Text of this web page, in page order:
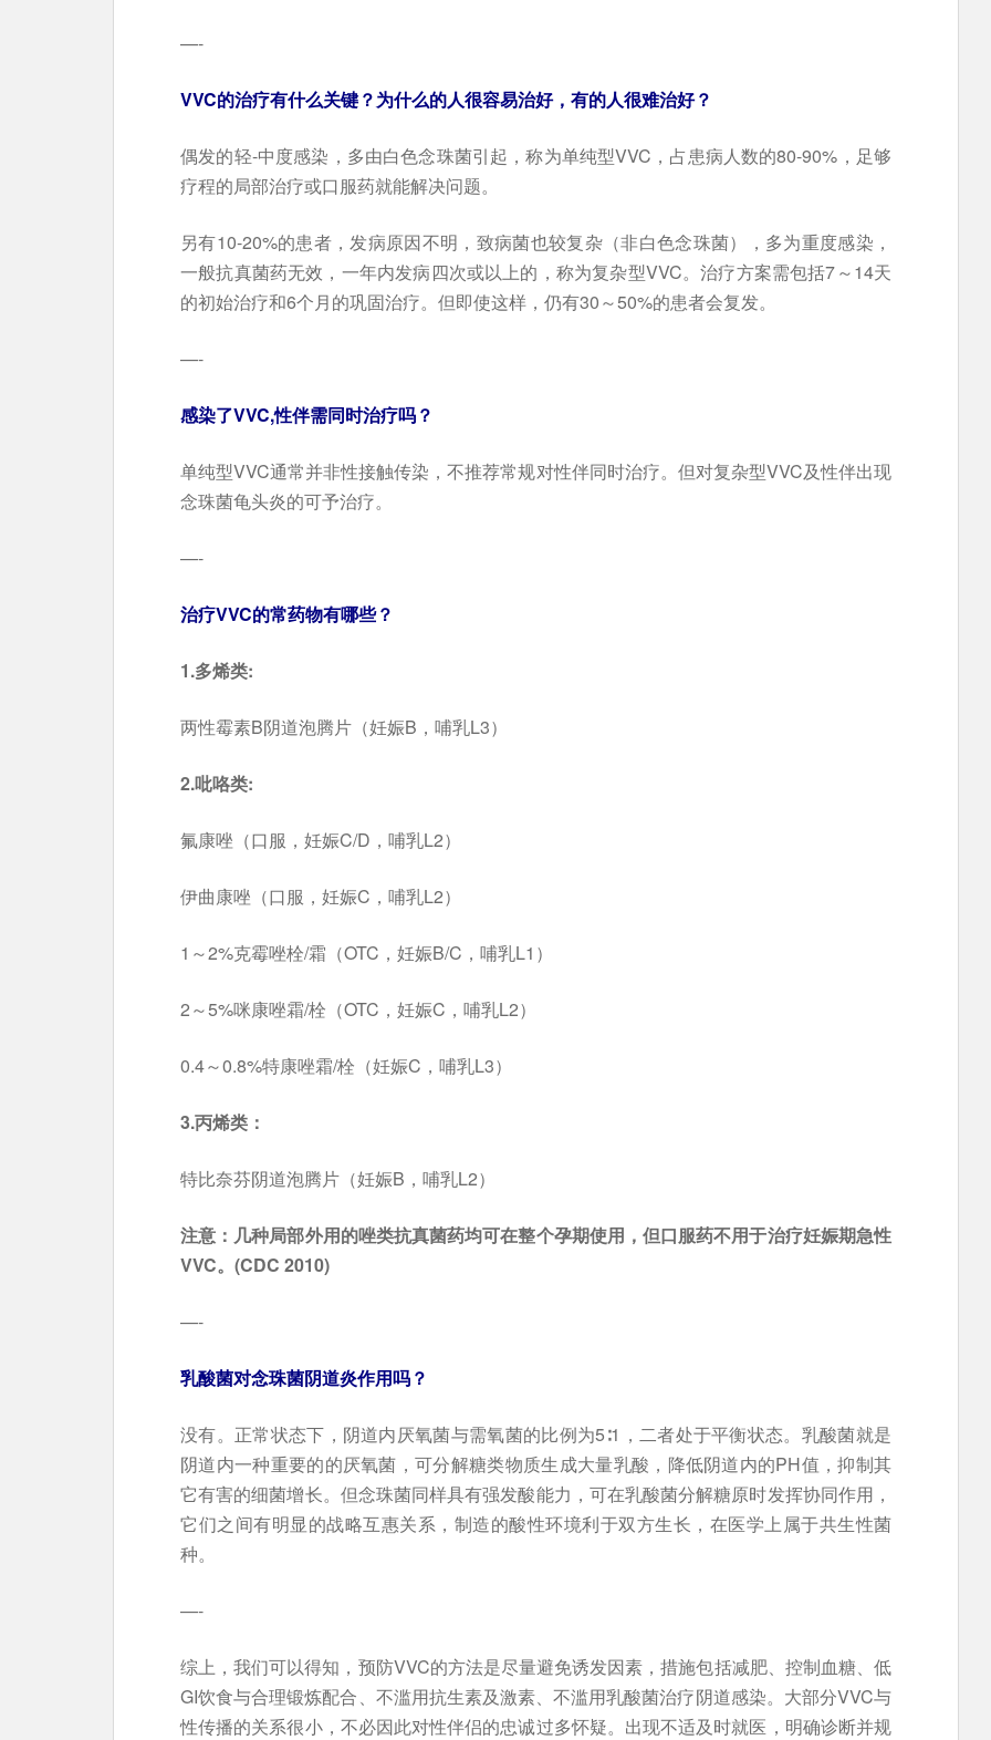
—-
VVC的治疗有什么关键？为什么的人很容易治好，有的人很难治好？
偶发的轻-中度感染，多由白色念珠菌引起，称为单纯型VVC，占患病人数的80-90%，足够
疗程的局部治疗或口服药就能解决问题。
另有10-20%的患者，发病原因不明，致病菌也较复杂（非白色念珠菌），多为重度感染，
一般抗真菌药无效，一年内发病四次或以上的，称为复杂型VVC。治疗方案需包括7～14天
的初始治疗和6个月的巩固治疗。但即使这样，仍有30～50%的患者会复发。
—-
感染了VVC,性伴需同时治疗吗？
单纯型VVC通常并非性接触传染，不推荐常规对性伴同时治疗。但对复杂型VVC及性伴出现
念珠菌龟头炎的可予治疗。
—-
治疗VVC的常药物有哪些？
1.多烯类:
两性霉素B阴道泡腾片（妊娠B，哺乳L3）
2.吡咯类:
氟康唑（口服，妊娠C/D，哺乳L2）
伊曲康唑（口服，妊娠C，哺乳L2）
1～2%克霉唑栓/霜（OTC，妊娠B/C，哺乳L1）
2～5%咪康唑霜/栓（OTC，妊娠C，哺乳L2）
0.4～0.8%特康唑霜/栓（妊娠C，哺乳L3）
3.丙烯类：
特比奈芬阴道泡腾片（妊娠B，哺乳L2）
注意：几种局部外用的唑类抗真菌药均可在整个孕期使用，但口服药不用于治疗妊娠期急性
VVC。(CDC 2010)
—-
乳酸菌对念珠菌阴道炎作用吗？
没有。正常状态下，阴道内厌氧菌与需氧菌的比例为5∶1，二者处于平衡状态。乳酸菌就是
阴道内一种重要的的厌氧菌，可分解糖类物质生成大量乳酸，降低阴道内的PH值，抑制其
它有害的细菌增长。但念珠菌同样具有强发酸能力，可在乳酸菌分解糖原时发挥协同作用，
它们之间有明显的战略互惠关系，制造的酸性环境利于双方生长，在医学上属于共生性菌
种。
—-
综上，我们可以得知，预防VVC的方法是尽量避免诱发因素，措施包括减肥、控制血糖、低
GI饮食与合理锻炼配合、不滥用抗生素及激素、不滥用乳酸菌治疗阴道感染。大部分VVC与
性传播的关系很小，不必因此对性伴侣的忠诚过多怀疑。出现不适及时就医，明确诊断并规